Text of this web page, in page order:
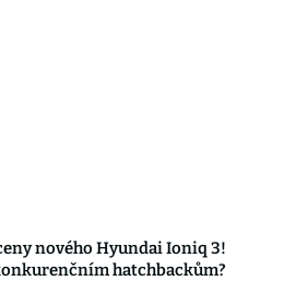
nového Hyundai Ioniq 3!
hatchbackům?